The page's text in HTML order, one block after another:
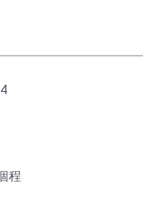
程